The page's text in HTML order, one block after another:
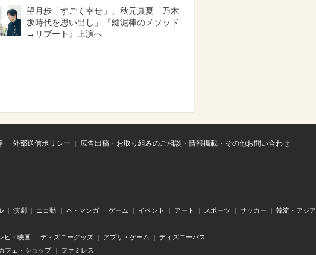
望月歩「すごく幸せ」、秋元真夏「乃木
坂時代を思い出し」『鍵泥棒のメソッド
→リブート』上演へ
外部送信ポリシー
広告出稿・お取り組みのご相談・情報掲載・その他お問い合わせ
演劇 ニコ動 本・マンガ ゲーム イベント アート スポーツ サッカー 韓流・アジア
ビ・映画 ディズニーグッズ アプリ・ゲーム ディズニーパス
フェ・ショップ ファミレス